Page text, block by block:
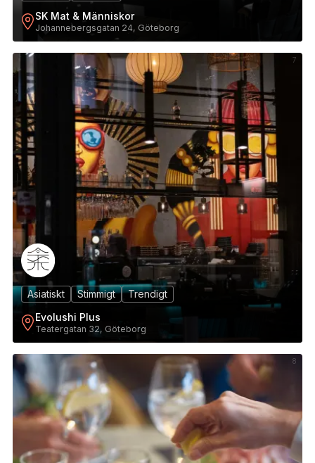
SK Mat & Människor
Johannebergsgatan 24, Göteborg
7
Asiatiskt Stimmigt
Trendigt
Evolushi Plus
Teatergatan 32, Göteborg
8